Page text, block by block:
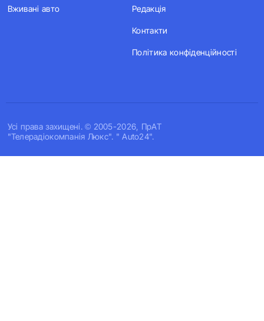
Усi права захищенi. © 2005-2026, ПрАТ
"Телерадіокомпанія Люкс". " Auto24".
Вживані авто Редакція
Контакти
Політика конфіденційності